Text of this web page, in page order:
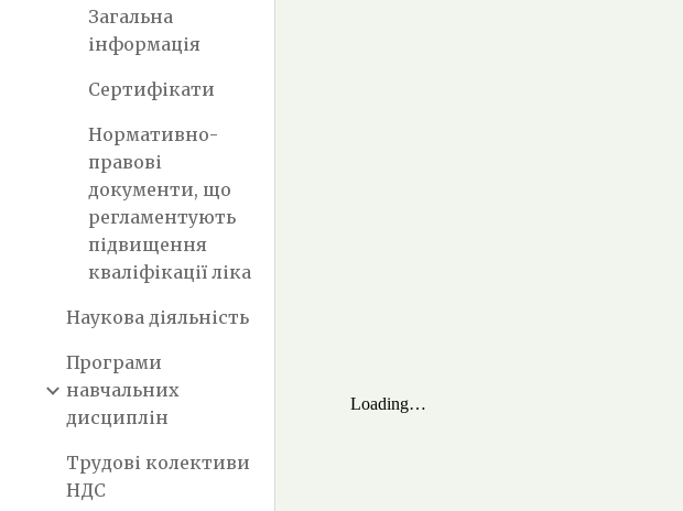
Загальна
інформація
Сертифікати
Нормативно-
правові
документи, що
регламентують
підвищення
кваліфікації ліка
Наукова діяльність
Програми
навчальних
дисциплін
Трудові колективи
НДС